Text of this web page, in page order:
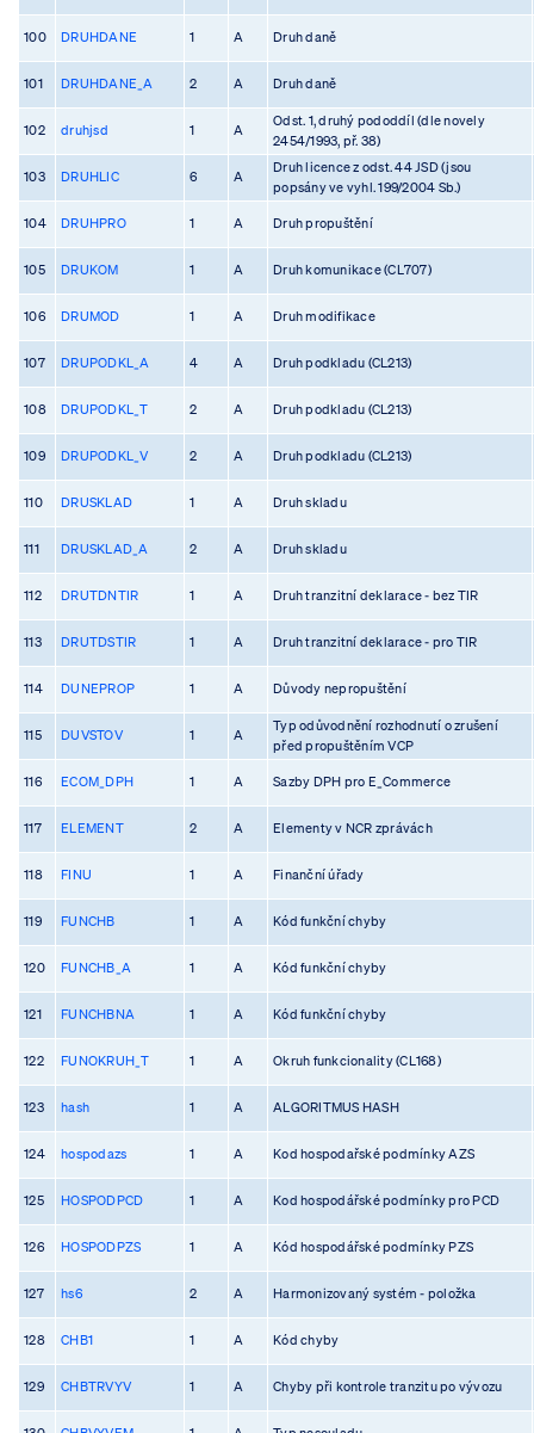
100 DRUHDANE 1 A Druh daně
101 DRUHDANE_A 2 A Druh daně
102 druhjsd 1 A
Odst. 1, druhý pododdíl (dle novely
2454/1993, př. 38)
103 DRUHLIC 6 A
Druh licence z odst. 44 JSD (jsou
popsány ve vyhl. 199/2004 Sb.)
104 DRUHPRO 1 A Druh propuštění
105 DRUKOM 1 A Druh komunikace (CL707)
106 DRUMOD 1 A Druh modifikace
107 DRUPODKL_A 4 A Druh podkladu (CL213)
108 DRUPODKL_T 2 A Druh podkladu (CL213)
109 DRUPODKL_V 2 A Druh podkladu (CL213)
110 DRUSKLAD 1 A Druh skladu
111 DRUSKLAD_A 2 A Druh skladu
112 DRUTDNTIR 1 A Druh tranzitní deklarace - bez TIR
113 DRUTDSTIR 1 A Druh tranzitní deklarace - pro TIR
114 DUNEPROP 1 A Důvody nepropuštění
115 DUVSTOV 1 A
Typ odůvodnění rozhodnutí o zrušení
před propuštěním VCP
116 ECOM_DPH 1 A Sazby DPH pro E_Commerce
117 ELEMENT 2 A Elementy v NCR zprávách
118 FINU 1 A Finanční úřady
119 FUNCHB 1 A Kód funkční chyby
120 FUNCHB_A 1 A Kód funkční chyby
121 FUNCHBNA 1 A Kód funkční chyby
122 FUNOKRUH_T 1 A Okruh funkcionality (CL168)
123 hash 1 A ALGORITMUS HASH
124 hospodazs 1 A Kod hospodařské podmínky AZS
125 HOSPODPCD 1 A Kod hospodářské podmínky pro PCD
126 HOSPODPZS 1 A Kód hospodářské podmínky PZS
127 hs6 2 A Harmonizovaný systém - položka
128 CHB1 1 A Kód chyby
129 CHBTRVYV 1 A Chyby při kontrole tranzitu po vývozu